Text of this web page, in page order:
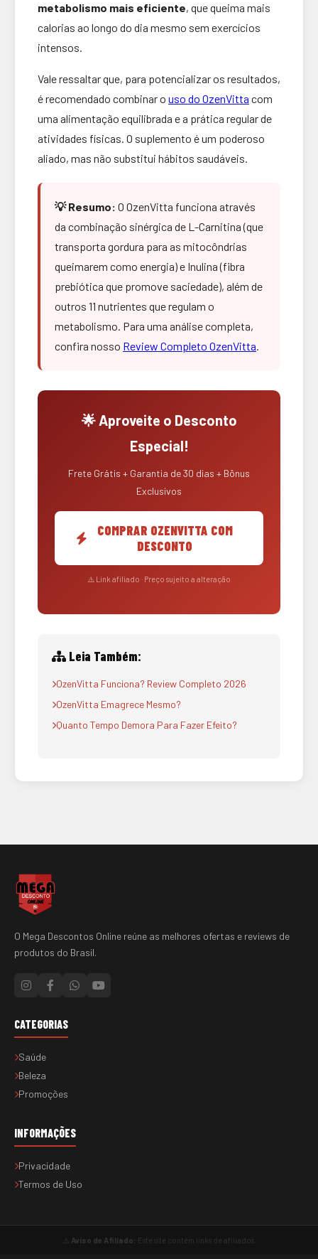
metabolismo mais eficiente, que queima mais
calorias ao longo do dia mesmo sem exercícios
intensos.
Vale ressaltar que, para potencializar os resultados,
é recomendado combinar o uso do OzenVitta com
uma alimentação equilibrada e a prática regular de
atividades físicas. O suplemento é um poderoso
aliado, mas não substitui hábitos saudáveis.
💡 Resumo: O OzenVitta funciona através
da combinação sinérgica de L-Carnitina (que
transporta gordura para as mitocôndrias
queimarem como energia) e Inulina (fibra
prebiótica que promove saciedade), além de
outros 11 nutrientes que regulam o
metabolismo. Para uma análise completa,
confira nosso Review Completo OzenVitta.
🌟 Aproveite o Desconto
Especial!
Frete Grátis + Garantia de 30 dias + Bônus
Exclusivos
COMPRAR OZENVITTA COM
DESCONTO
⚠️ Link afiliado · Preço sujeito a alteração
Leia Também:
OzenVitta Funciona? Review Completo 2026
OzenVitta Emagrece Mesmo?
Quanto Tempo Demora Para Fazer Efeito?
O Mega Descontos Online reúne as melhores ofertas e reviews de
produtos do Brasil.
CATEGORIAS
Saúde
Beleza
Promoções
INFORMAÇÕES
Privacidade
Termos de Uso
Aviso de Afiliado: Este site contém links de afiliados.